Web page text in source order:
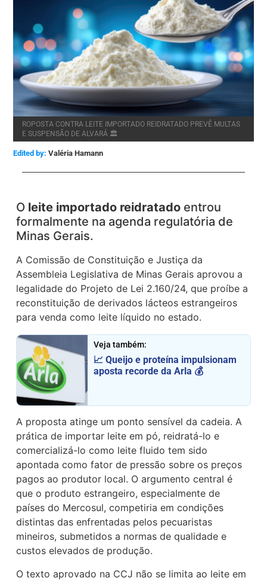
ROPOSTA CONTRA LEITE IMPORTADO REIDRATADO PREVÊ MULTAS
E SUSPENSÃO DE ALVARÁ 🏛️
Edited by: Valéria Hamann
O leite importado reidratado entrou
formalmente na agenda regulatória de
Minas Gerais.
A Comissão de Constituição e Justiça da
Assembleia Legislativa de Minas Gerais aprovou a
legalidade do Projeto de Lei 2.160/24, que proíbe a
reconstituição de derivados lácteos estrangeiros
para venda como leite líquido no estado.
Veja também:
📈 Queijo e proteína impulsionam
aposta recorde da Arla 💰
A proposta atinge um ponto sensível da cadeia. A
prática de importar leite em pó, reidratá-lo e
comercializá-lo como leite fluido tem sido
apontada como fator de pressão sobre os preços
pagos ao produtor local. O argumento central é
que o produto estrangeiro, especialmente de
países do Mercosul, competiria em condições
distintas das enfrentadas pelos pecuaristas
mineiros, submetidos a normas de qualidade e
custos elevados de produção.
O texto aprovado na CCJ não se limita ao leite em